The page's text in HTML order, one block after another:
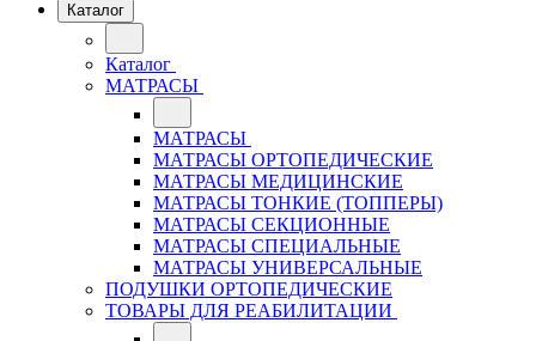
Каталог
Каталог
МАТРАСЫ
МАТРАСЫ
МАТРАСЫ ОРТОПЕДИЧЕСКИЕ
МАТРАСЫ МЕДИЦИНСКИЕ
МАТРАСЫ ТОНКИЕ (ТОППЕРЫ)
МАТРАСЫ СЕКЦИОННЫЕ
МАТРАСЫ СПЕЦИАЛЬНЫЕ
МАТРАСЫ УНИВЕРСАЛЬНЫЕ
ПОДУШКИ ОРТОПЕДИЧЕСКИЕ
ТОВАРЫ ДЛЯ РЕАБИЛИТАЦИИ